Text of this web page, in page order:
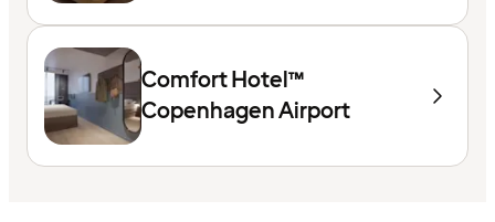
Comfort Hotel™
Copenhagen Airport